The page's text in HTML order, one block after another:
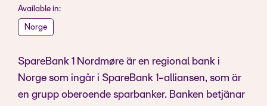
Available in:
Norge
SpareBank 1 Nordmøre är en regional bank i
Norge som ingår i SpareBank 1-alliansen, som är
en grupp oberoende sparbanker. Banken betjänar